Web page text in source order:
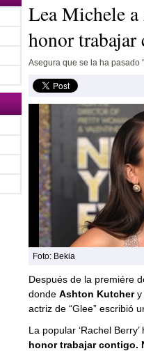
Lea Michele
honor
Asegura que se la ha pasado
Foto: Bekia
Después de la premiére
donde Ashton Kutchery
actriz de “Glee” escribió
La popular ‘Rachel
honor trabajar contigo.